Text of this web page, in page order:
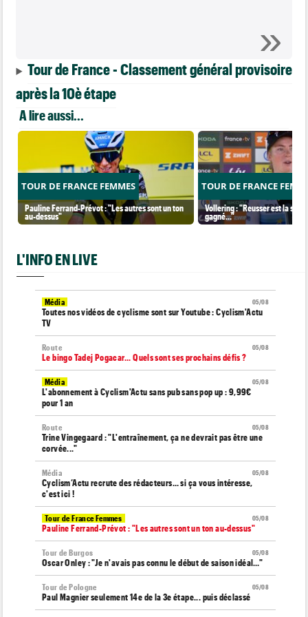
Tour de France - Classement général provisoire
après la 10è étape
A lire aussi...
TOUR DE FRANCE FEMMES
Pauline Ferrand-Prévot : "Les autres sont un ton
au-dessus"
TOUR DE FRANCE
Vollering : "Reusser est la
gagné..."
L'INFO EN LIVE
05/08
Média
Toutes nos vidéos de cyclisme sont sur Youtube : Cyclism'Actu
TV
05/08
Route
Le bingo Tadej Pogacar... Quels sont ses prochains défis ?
05/08
Média
L'abonnement à Cyclism'Actu sans pub sans pop up : 9,99€
pour 1 an
05/08
Route
Trine Vingegaard : "L'entraînement, ça ne devrait pas être une
corvée..."
05/08
Média
Cyclism’Actu recrute des rédacteurs… si ça vous intéresse,
c'est ici !
05/08
Tour de France Femmes
Pauline Ferrand-Prévot : "Les autres sont un ton au-dessus"
05/08
Tour de Burgos
Oscar Onley : "Je n'avais pas connu le début de saison idéal…"
05/08
Tour de Pologne
Paul Magnier seulement 14e de la 3e étape... puis déclassé